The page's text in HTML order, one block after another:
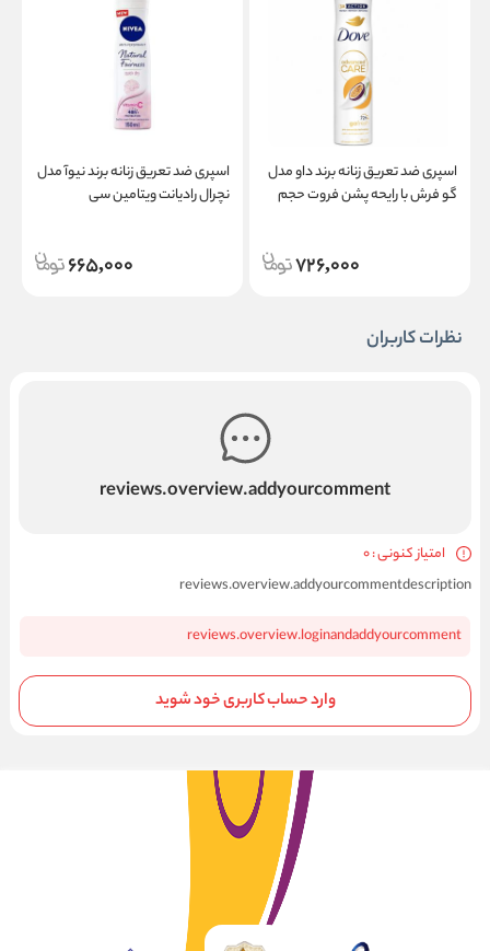
اسپری ضد تعریق زنانه برند داو مدل
گو فرش با رایحه پشن فروت حجم
726,000
اسپری ضد تعریق زنانه برند نیوآ مدل
نچرال رادیانت ویتامین سی
665,000
نظرات کاربران
reviews.overview.addyourcomment
امتیاز کنونی : 0
reviews.overview.addyourcommentdescription
reviews.overview.loginandaddyourcomment
وارد حساب کاربری خود شوید